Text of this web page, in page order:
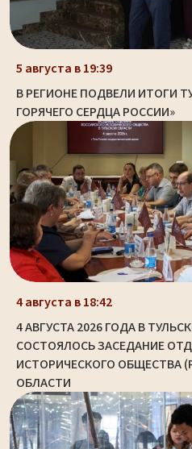
5 августа в 19:39
В РЕГИОНЕ ПОДВЕЛИ ИТОГИ
ГОРЯЧЕГО СЕРДЦА РОССИИ»
4 августа в 18:42
4 АВГУСТА 2026 ГОДА В
СОСТОЯЛОСЬ ЗАСЕДАНИЕ
ИСТОРИЧЕСКОГО ОБЩЕСТВА
ОБЛАСТИ